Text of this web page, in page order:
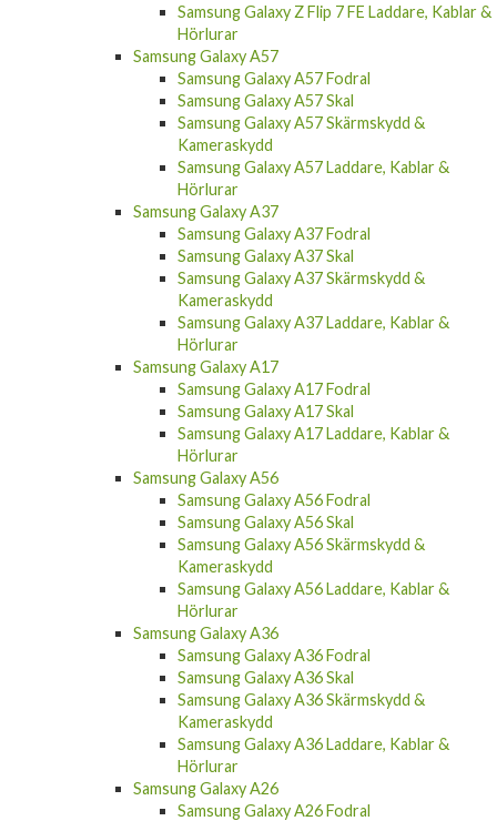
Samsung Galaxy Z Flip 7 FE Laddare, Kablar &
Hörlurar
Samsung Galaxy A57
Samsung Galaxy A57 Fodral
Samsung Galaxy A57 Skal
Samsung Galaxy A57 Skärmskydd &
Kameraskydd
Samsung Galaxy A57 Laddare, Kablar &
Hörlurar
Samsung Galaxy A37
Samsung Galaxy A37 Fodral
Samsung Galaxy A37 Skal
Samsung Galaxy A37 Skärmskydd &
Kameraskydd
Samsung Galaxy A37 Laddare, Kablar &
Hörlurar
Samsung Galaxy A17
Samsung Galaxy A17 Fodral
Samsung Galaxy A17 Skal
Samsung Galaxy A17 Laddare, Kablar &
Hörlurar
Samsung Galaxy A56
Samsung Galaxy A56 Fodral
Samsung Galaxy A56 Skal
Samsung Galaxy A56 Skärmskydd &
Kameraskydd
Samsung Galaxy A56 Laddare, Kablar &
Hörlurar
Samsung Galaxy A36
Samsung Galaxy A36 Fodral
Samsung Galaxy A36 Skal
Samsung Galaxy A36 Skärmskydd &
Kameraskydd
Samsung Galaxy A36 Laddare, Kablar &
Hörlurar
Samsung Galaxy A26
Samsung Galaxy A26 Fodral